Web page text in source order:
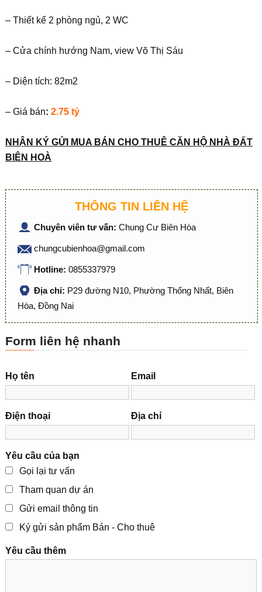
– Thiết kế 2 phòng ngủ, 2 WC
– Cửa chính hướng Nam, view Võ Thị Sáu
– Diện tích: 82m2
– Giá bán: 2.75 tỷ
NHẬN KÝ GỬI MUA BÁN CHO THUÊ CĂN HỘ NHÀ ĐẤT
BIÊN HOÀ
THÔNG TIN LIÊN HỆ
Chuyên viên tư vấn: Chung Cư Biên Hòa
chungcubienhoa@gmail.com
Hotline: 0855337979
Địa chỉ: P29 đường N10, Phường Thống Nhất, Biên
Hòa, Đồng Nai
Form liên hệ nhanh
Họ tên Email
Điện thoại Địa chỉ
Yêu cầu của bạn
Gọi lại tư vấn
Tham quan dự án
Gửi email thông tin
Ký gửi sản phẩm Bán - Cho thuê
Yêu cầu thêm